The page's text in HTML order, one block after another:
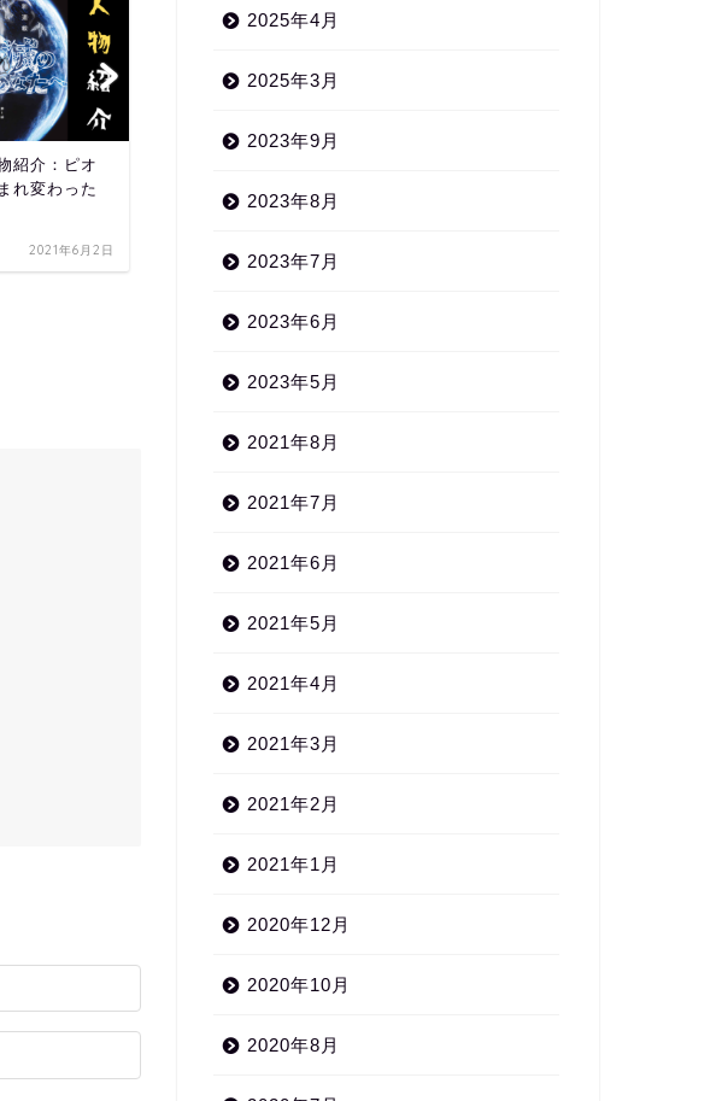
紹介：ピオ
れ変わった
2021年6月2日
シ１話 ネタバレあらすじ解説
2025年4月
2025年3月
2023年9月
2023年8月
2023年7月
2023年6月
2023年5月
2021年8月
2021年7月
2021年6月
2021年5月
2021年4月
2021年3月
2021年2月
2021年1月
2020年12月
2020年10月
2020年8月